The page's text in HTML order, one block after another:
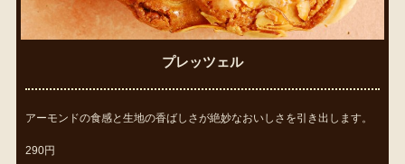
プレッツェル
アーモンドの食感と生地の香ばしさが絶妙なおいしさを引き出します。
290円